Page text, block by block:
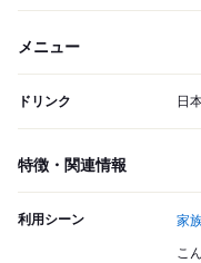
メニュー
ドリンク 日
特徴・関連情報
利用シーン 家
こ